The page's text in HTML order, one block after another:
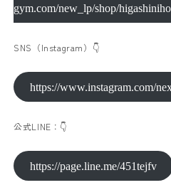
gym.com/new_lp/shop/
SNS（Instagram）👇
https://www.instagram.com/
公式LINE：👇
https://page.line.me/451tejfv